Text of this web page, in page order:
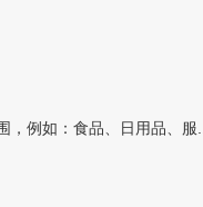
例如：食品、日用品、服...